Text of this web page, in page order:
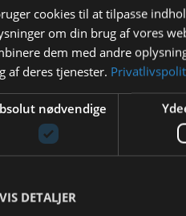
Alletiders hus til din
speciel tagbelægning.
cookies til at tilpasse
om din brug af vores
dem med andre
af deres tjenester.
nødvendige
VIS DETALJER